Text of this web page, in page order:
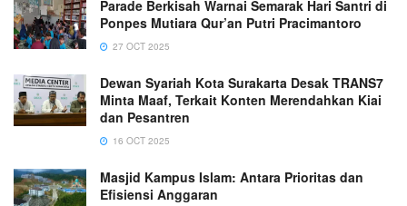
Parade Berkisah Warnai Semarak Hari Santri di
Ponpes Mutiara Qur’an Putri Pracimantoro
27 OCT 2025
Dewan Syariah Kota Surakarta Desak TRANS7
Minta Maaf, Terkait Konten Merendahkan Kiai
dan Pesantren
16 OCT 2025
Masjid Kampus Islam: Antara Prioritas dan
Efisiensi Anggaran